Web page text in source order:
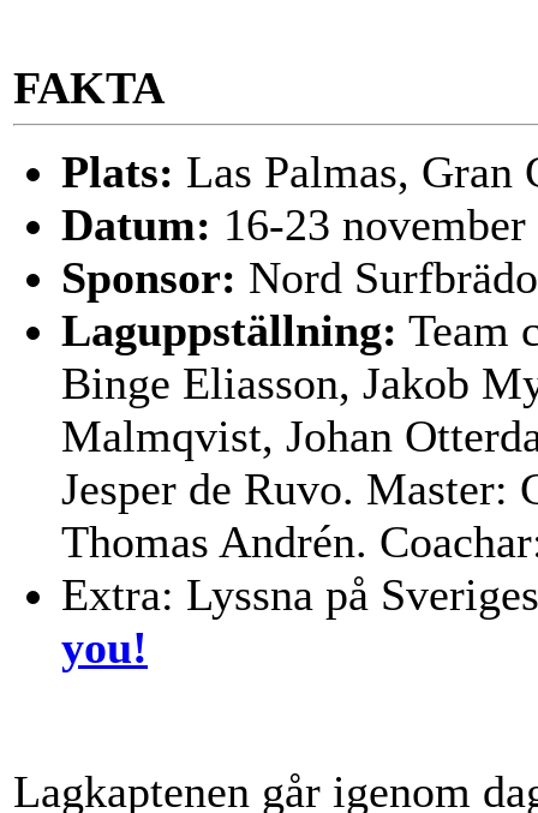
FAKTA
Plats: Las Palmas, Gran
Datum: 16-23
Sponsor: Nord
Laguppställning: Team
Binge Eliasson, Jakob
Malmqvist, Johan
Jesper de Ruvo.
Thomas Andrén.
Extra: Lyssna på
you!
Lagkaptenen går igenom